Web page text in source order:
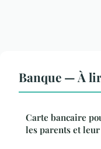
Banque — À
Carte bancaire
les parents et